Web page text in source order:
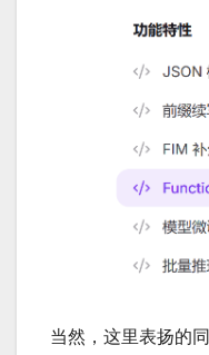
当然，这里表扬的